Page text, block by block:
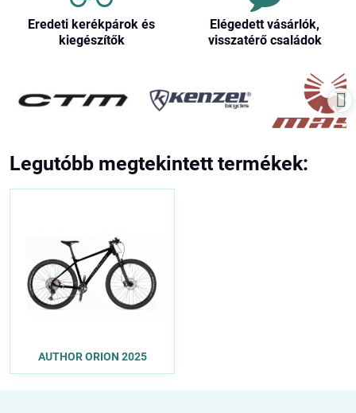
Eredeti kerékpárok és
kiegészítők
Elégedett vásárlók,
visszatérő családok
Legutóbb megtekintett termékek:
AUTHOR ORION 2025